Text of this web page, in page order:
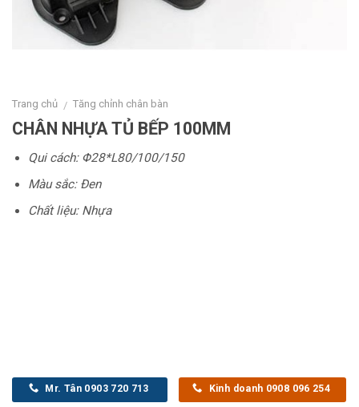
Trang chủ / Tăng chỉnh chân bàn
CHÂN NHỰA TỦ BẾP 100MM
Qui cách: Φ28*L80/100/150
Màu sắc: Đen
Chất liệu: Nhựa
Mr. Tân 0903 720 713 Kinh doanh 0908 096 254